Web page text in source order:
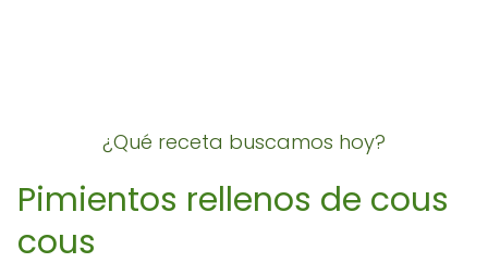
¿Qué receta buscamos hoy?
Pimientos rellenos de cous
cous